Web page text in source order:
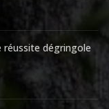
réussite dégringole